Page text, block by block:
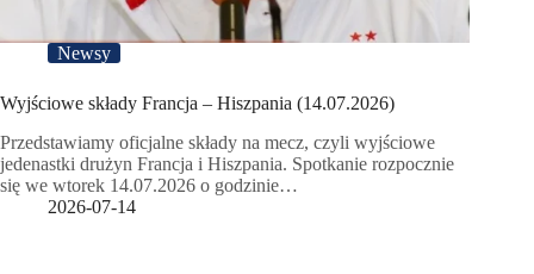
Newsy
Wyjściowe składy Francja – Hiszpania (14.07.2026)
Przedstawiamy oficjalne składy na mecz, czyli wyjściowe
jedenastki drużyn Francja i Hiszpania. Spotkanie rozpocznie
się we wtorek 14.07.2026 o godzinie…
2026-07-14